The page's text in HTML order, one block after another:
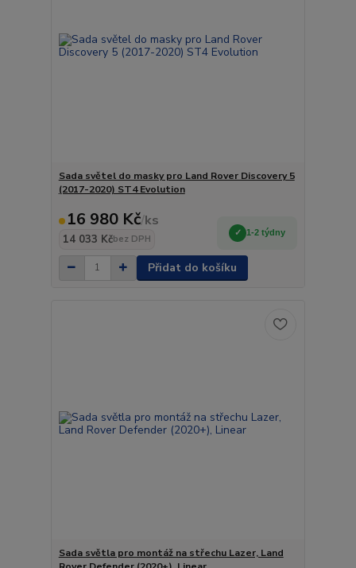
Sada světel do masky pro Land Rover Discovery 5
(2017-2020) ST4 Evolution
16 980 Kč/ks
14 033 Kčbez DPH
1-2 týdny
Přidat do košíku
Sada světla pro montáž na střechu Lazer, Land